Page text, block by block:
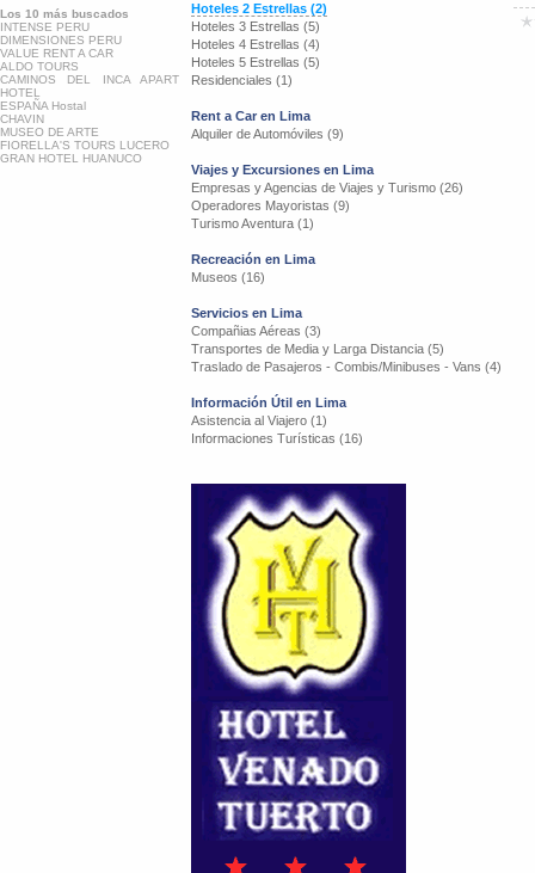
Los 10 más buscados
INTENSE PERU
DIMENSIONES PERU
VALUE RENT A CAR
ALDO TOURS
CAMINOS DEL INCA APART
HOTEL
ESPAÑA Hostal
CHAVIN
MUSEO DE ARTE
FIORELLA'S TOURS LUCERO
GRAN HOTEL HUANUCO
Hoteles 2 Estrellas (2)
Hoteles 3 Estrellas (5)
Hoteles 4 Estrellas (4)
Hoteles 5 Estrellas (5)
Residenciales (1)
Rent a Car en Lima
Alquiler de Automóviles (9)
Viajes y Excursiones en Lima
Empresas y Agencias de Viajes y Turismo (26)
Operadores Mayoristas (9)
Turismo Aventura (1)
Recreación en Lima
Museos (16)
Servicios en Lima
Compañias Aéreas (3)
Transportes de Media y Larga Distancia (5)
Traslado de Pasajeros - Combis/Minibuses - Vans (4)
Información Útil en Lima
Asistencia al Viajero (1)
Informaciones Turísticas (16)